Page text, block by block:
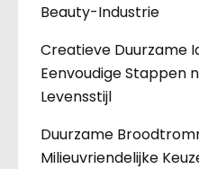
Beauty-Industrie
Creatieve Duurzame
Eenvoudige Stappen
Levensstijl
Duurzame
Milieuvriendelijke